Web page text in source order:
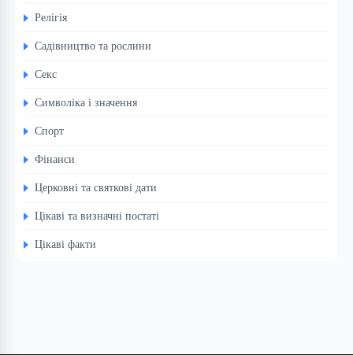
Релігія
Садівництво та рослини
Секс
Символіка і значення
Спорт
Фінанси
Церковні та святкові дати
Цікаві та визначні постаті
Цікаві факти